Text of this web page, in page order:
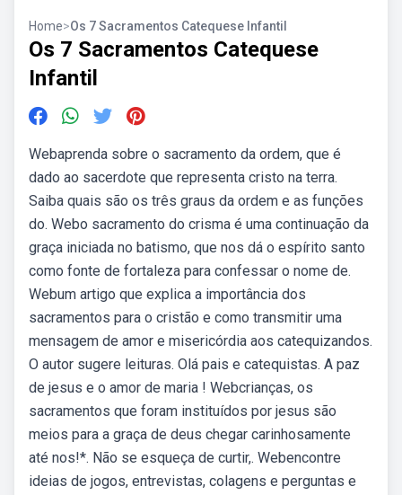
Home>Os 7 Sacramentos Catequese Infantil
Os 7 Sacramentos Catequese
Infantil
Webaprenda sobre o sacramento da ordem, que é
dado ao sacerdote que representa cristo na terra.
Saiba quais são os três graus da ordem e as funções
do. Webo sacramento do crisma é uma continuação da
graça iniciada no batismo, que nos dá o espírito santo
como fonte de fortaleza para confessar o nome de.
Webum artigo que explica a importância dos
sacramentos para o cristão e como transmitir uma
mensagem de amor e misericórdia aos catequizandos.
O autor sugere leituras. Olá pais e catequistas. A paz
de jesus e o amor de maria ! Webcrianças, os
sacramentos que foram instituídos por jesus são
meios para a graça de deus chegar carinhosamente
até nos!*. Não se esqueça de curtir,. Webencontre
ideias de jogos, entrevistas, colagens e perguntas e